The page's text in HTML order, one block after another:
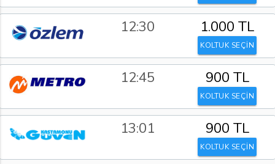
12:30 1.000 TL
KOLTUK SEÇİN
12:45 900 TL
KOLTUK SEÇİN
13:01 900 TL
KOLTUK SEÇİN